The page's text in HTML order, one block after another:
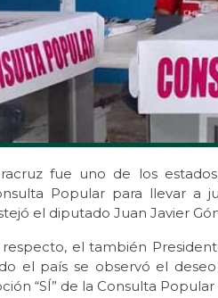
fue uno de los
Popular para llevar a
el diputado Juan Javier
el también
el país se observó el
“SÍ” de la Consulta